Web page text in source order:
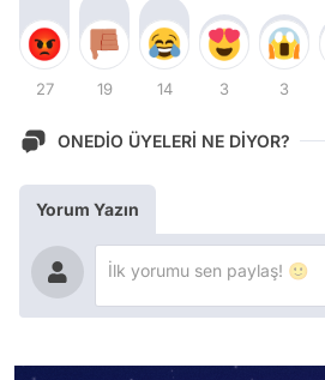
27 19 14 3 3
ONEDİO ÜYELERİ NE DİYOR?
Yorum Yazın